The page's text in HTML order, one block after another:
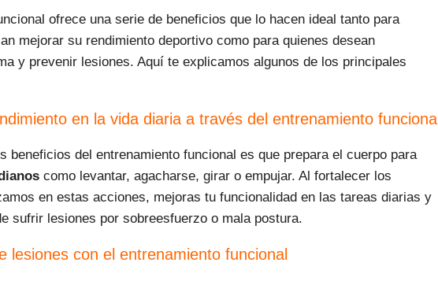
ofrece una serie de beneficios que lo hacen ideal tanto para
mejorar su rendimiento deportivo como para quienes desean
y prevenir lesiones. Aquí te explicamos algunos de los principales
en la vida diaria a través del entrenamiento funcional
beneficios del entrenamiento funcional es que prepara el cuerpo para
como levantar, agacharse, girar o empujar. Al fortalecer los
en estas acciones, mejoras tu funcionalidad en las tareas diarias y
sufrir lesiones por sobreesfuerzo o mala postura.
lesiones con el entrenamiento funcional